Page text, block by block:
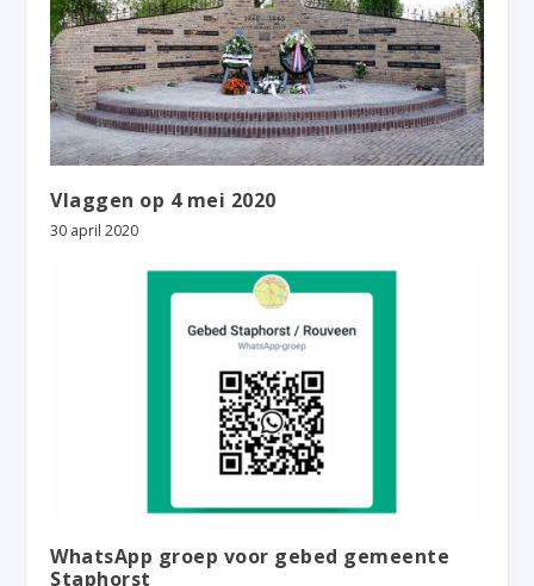
Vlaggen op 4 mei 2020
30 april 2020
WhatsApp groep voor gebed gemeente
Staphorst